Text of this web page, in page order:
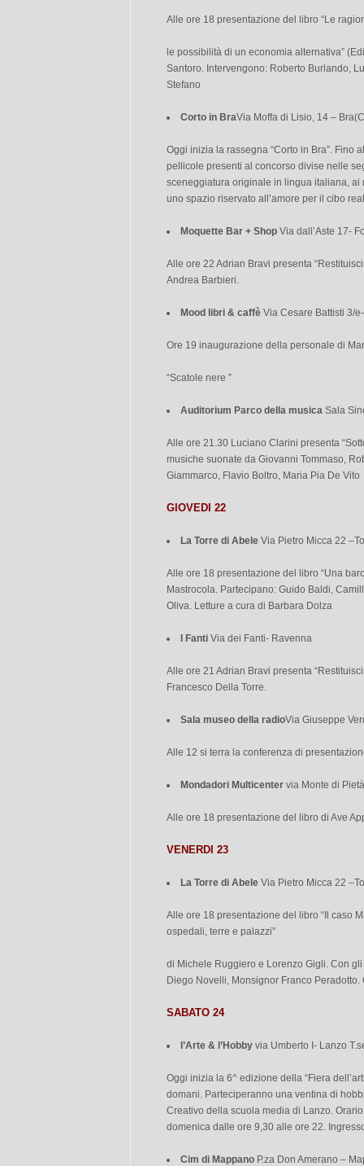
Alle ore 18 presentazione del libro “Le
le possibilità di un economia alternativa”
Santoro. Intervengono: Roberto Burlando,
Stefano
Corto in BraVia Moffa di Lisio, 14 –
Oggi inizia la rassegna “Corto in Bra”. Fino
pellicole presenti al concorso divise nelle
sceneggiatura originale in lingua italiana,
uno spazio riservato all’amore per il cibo
Moquette Bar + Shop Via dall’Aste 17-
Alle ore 22 Adrian Bravi presenta
Andrea Barbieri.
Mood libri & caffè Via Cesare Battisti 3/
Ore 19 inaugurazione della personale di
“Scatole nere ”
Auditorium Parco della musica Sala
Alle ore 21.30 Luciano Clarini presenta
musiche suonate da Giovanni Tommaso,
Giammarco, Flavio Boltro, Maria Pia De Vito
GIOVEDI 22
La Torre di Abele Via Pietro Micca 22
Alle ore 18 presentazione del libro “Una
Mastrocola. Partecipano: Guido Baldi,
Oliva. Letture a cura di Barbara Dolza
I Fanti Via dei Fanti- Ravenna
Alle ore 21 Adrian Bravi presenta
Francesco Della Torre.
Sala museo della radioVia Giuseppe
Alle 12 si terra la conferenza di
Mondadori Multicenter via Monte di
Alle ore 18 presentazione del libro di Ave
VENERDI 23
La Torre di Abele Via Pietro Micca 22
Alle ore 18 presentazione del libro “Il caso
ospedali, terre e palazzi”
di Michele Ruggiero e Lorenzo Gigli. Con
Diego Novelli, Monsignor Franco
SABATO 24
l’Arte & l’Hobby via Umberto I- Lanzo
Oggi inizia la 6^ edizione della “Fiera
domani. Parteciperanno una ventina di
Creativo della scuola media di Lanzo.
domenica dalle ore 9,30 alle ore 22.
Cim di Mappano P.za Don Amerano –